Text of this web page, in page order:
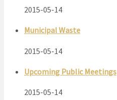
2015-05-14
Municipal Waste
2015-05-14
Upcoming Public Meetings
2015-05-14